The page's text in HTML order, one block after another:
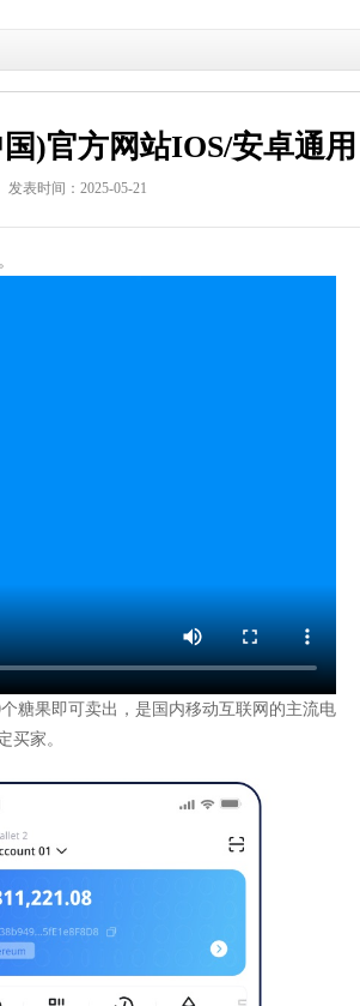
)官方网站IOS/安卓通用
发表时间：2025-05-21
糖果即可卖出，是国内移动互联网的主流电
买家。